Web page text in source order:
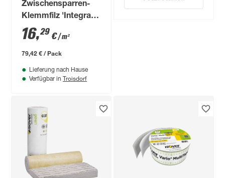
Zwischensparren-
Klemmfilz 'Integra
ZKF 1-031'
vlieskaschiert für
das Steildach 120
16,29 €/ m²
79,42 € / Pack
Lieferung nach Hause
Verfügbar in Troisdorf